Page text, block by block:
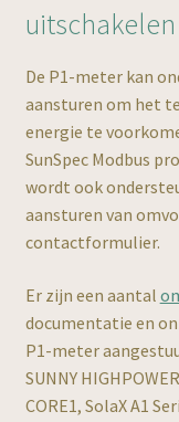
EU
uitschakelen
De P1-meter kan
aansturen om het
energie te
SunSpec Modbus
wordt ook
aansturen van
contactformulier.
Er zijn een aantal
documentatie en
P1-meter
SUNNY
CORE1, SolaX A1